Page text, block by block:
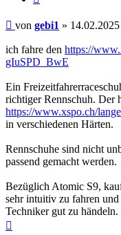
Beitrag
von gebi1 »
ich fahre den https://
gIuSPD_BwE
Ein
richtiger Rennschuh. Der
https://www.xspo.ch/
in verschiedenen Härten.
Rennschuhe sind nicht
passend gemacht werden.
Bezüglich Atomic S9,
sehr intuitiv zu fahren
Techniker gut zu händeln.